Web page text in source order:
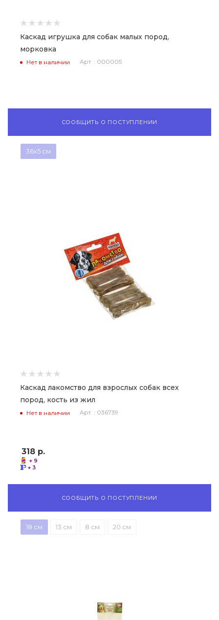
Каскад игрушка для собак малых пород,
морковка
Нет в наличии Арт. : 000005
СООБЩИТЬ О ПОСТУПЛЕНИИ
36x5 см
Каскад лакомство для взрослых собак всех
пород, кость из жил
Нет в наличии Арт. : 036739
318 р.
+ 9
+ 3
СООБЩИТЬ О ПОСТУПЛЕНИИ
18 см 13 см 8 см 20 см